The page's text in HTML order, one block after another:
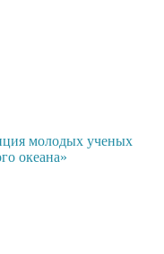
молодых ученых
океана»